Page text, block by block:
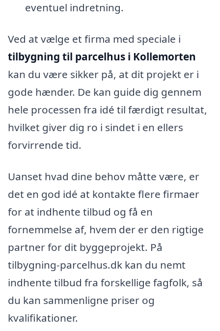
eventuel indretning.
Ved at vælge et firma med speciale i
tilbygning til parcelhus i Kollemorten
kan du være sikker på, at dit projekt er i
gode hænder. De kan guide dig gennem
hele processen fra idé til færdigt resultat,
hvilket giver dig ro i sindet i en ellers
forvirrende tid.
Uanset hvad dine behov måtte være, er
det en god idé at kontakte flere firmaer
for at indhente tilbud og få en
fornemmelse af, hvem der er den rigtige
partner for dit byggeprojekt. På
tilbygning-parcelhus.dk kan du nemt
indhente tilbud fra forskellige fagfolk, så
du kan sammenligne priser og
kvalifikationer.